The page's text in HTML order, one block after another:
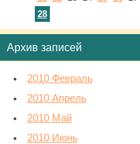
28
Архив записей
2010 Февраль
2010 Апрель
2010 Май
2010 Июнь